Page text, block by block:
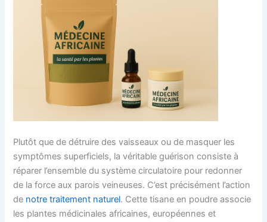
Plutôt que de détruire des vaisseaux ou de masquer les
symptômes superficiels, la véritable guérison consiste à
réparer l’ensemble du système circulatoire pour redonner
de la force aux parois veineuses. C’est précisément l’action
de notre traitement naturel. Cette tisane en poudre associe
les plantes médicinales africaines, européennes et